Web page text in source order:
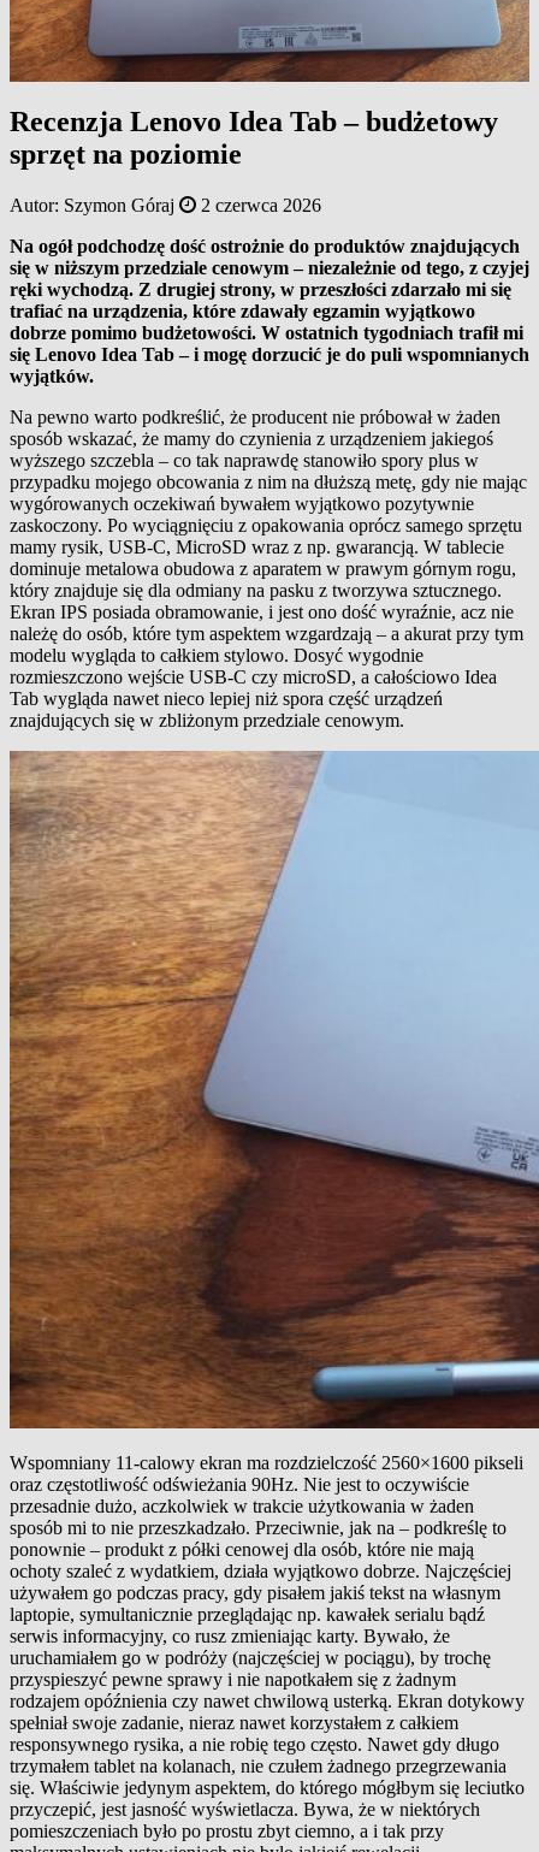
Recenzja Lenovo Idea Tab – budżetowy
sprzęt na poziomie
Autor: Szymon Góraj
2 czerwca 2026
Na ogół podchodzę dość ostrożnie do produktów znajdujących
się w niższym przedziale cenowym – niezależnie od tego, z czyjej
ręki wychodzą. Z drugiej strony, w przeszłości zdarzało mi się
trafiać na urządzenia, które zdawały egzamin wyjątkowo
dobrze pomimo budżetowości. W ostatnich tygodniach trafił mi
się Lenovo Idea Tab – i mogę dorzucić je do puli wspomnianych
wyjątków.
Na pewno warto podkreślić, że producent nie próbował w żaden
sposób wskazać, że mamy do czynienia z urządzeniem jakiegoś
wyższego szczebla – co tak naprawdę stanowiło spory plus w
przypadku mojego obcowania z nim na dłuższą metę, gdy nie mając
wygórowanych oczekiwań bywałem wyjątkowo pozytywnie
zaskoczony. Po wyciągnięciu z opakowania oprócz samego sprzętu
mamy rysik, USB-C, MicroSD wraz z np. gwarancją. W tablecie
dominuje metalowa obudowa z aparatem w prawym górnym rogu,
który znajduje się dla odmiany na pasku z tworzywa sztucznego.
Ekran IPS posiada obramowanie, i jest ono dość wyraźnie, acz nie
należę do osób, które tym aspektem wzgardzają – a akurat przy tym
modelu wygląda to całkiem stylowo. Dosyć wygodnie
rozmieszczono wejście USB-C czy microSD, a całościowo Idea
Tab wygląda nawet nieco lepiej niż spora część urządzeń
znajdujących się w zbliżonym przedziale cenowym.
Wspomniany 11-calowy ekran ma rozdzielczość 2560×1600 pikseli
oraz częstotliwość odświeżania 90Hz. Nie jest to oczywiście
przesadnie dużo, aczkolwiek w trakcie użytkowania w żaden
sposób mi to nie przeszkadzało. Przeciwnie, jak na – podkreślę to
ponownie – produkt z półki cenowej dla osób, które nie mają
ochoty szaleć z wydatkiem, działa wyjątkowo dobrze. Najczęściej
używałem go podczas pracy, gdy pisałem jakiś tekst na własnym
laptopie, symultanicznie przeglądając np. kawałek serialu bądź
serwis informacyjny, co rusz zmieniając karty. Bywało, że
uruchamiałem go w podróży (najczęściej w pociągu), by trochę
przyspieszyć pewne sprawy i nie napotkałem się z żadnym
rodzajem opóźnienia czy nawet chwilową usterką. Ekran dotykowy
spełniał swoje zadanie, nieraz nawet korzystałem z całkiem
responsywnego rysika, a nie robię tego często. Nawet gdy długo
trzymałem tablet na kolanach, nie czułem żadnego przegrzewania
się. Właściwie jedynym aspektem, do którego mógłbym się leciutko
przyczepić, jest jasność wyświetlacza. Bywa, że w niektórych
pomieszczeniach było po prostu zbyt ciemno, a i tak przy